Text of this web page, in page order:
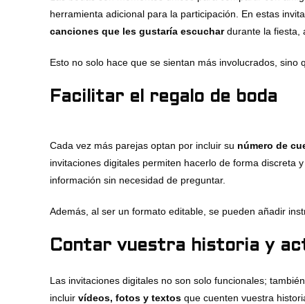
herramienta adicional para la participación. En estas
canciones que les gustaría escuchardurante la fiesta,
Esto no solo hace que se sientan más involucrados, sino
Facilitar el regalo de boda
Cada vez más parejas optan por incluir su número de
invitaciones digitales permiten hacerlo de forma discreta
información sin necesidad de preguntar.
Además, al ser un formato editable, se pueden añadir
Contar vuestra historia y
Las invitaciones digitales no son solo funcionales;
incluir vídeos, fotos y textos que cuenten vuestra